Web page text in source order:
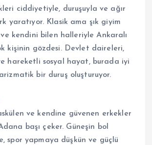
ciddiyetiyle, duruşuyla ve ağır
yaratıyor. Klasik ama şık giyim
ve kendini bilen halleriyle Ankaralı
kişinin gözdesi. Devlet daireleri,
hareketli sosyal hayat, burada iyi
bir duruş oluşturuyor.
ve kendine güvenen erkekler
başı çeker. Güneşin bol
spor yapmaya düşkün ve güçlü